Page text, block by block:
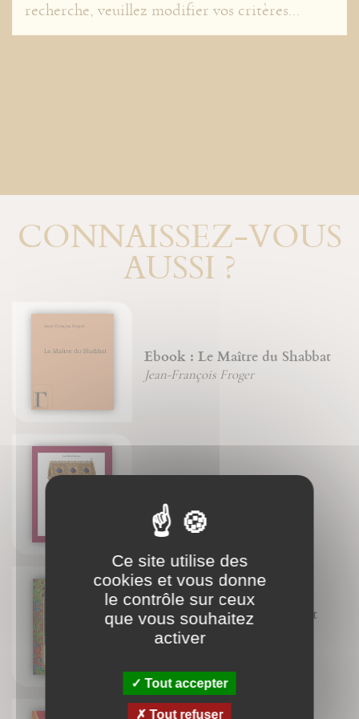
recherche, veuillez modifier vos critères...
CONNAISSEZ-VOUS
AUSSI ?
Ebook : Le Maître du Shabbat
Jean-François Froger
Jean-Michel Sanchez
Les manuscrits enluminés et
leurs créateurs
Rowan Watson
Ce site utilise des
cookies et vous donne
le contrôle sur ceux
que vous souhaitez
activer
Tout accepter
Tout refuser